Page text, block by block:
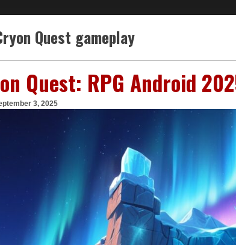
Quest gameplay
Quest: RPG Android
3, 2025